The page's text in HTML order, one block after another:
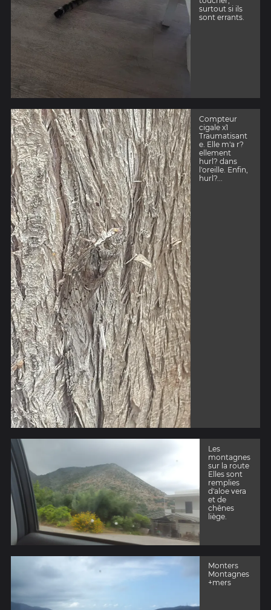
surtout si ils
sont errants.
Compteur
cigale x1
Traumatisant
e. Elle m'a r?
ellement
hurl? dans
l'oreille. Enfin,
hurl?...
Les
montagnes
sur la route
Elles sont
remplies
d'aloe vera
et de
chênes
liège.
Monters
Montagnes
+mers